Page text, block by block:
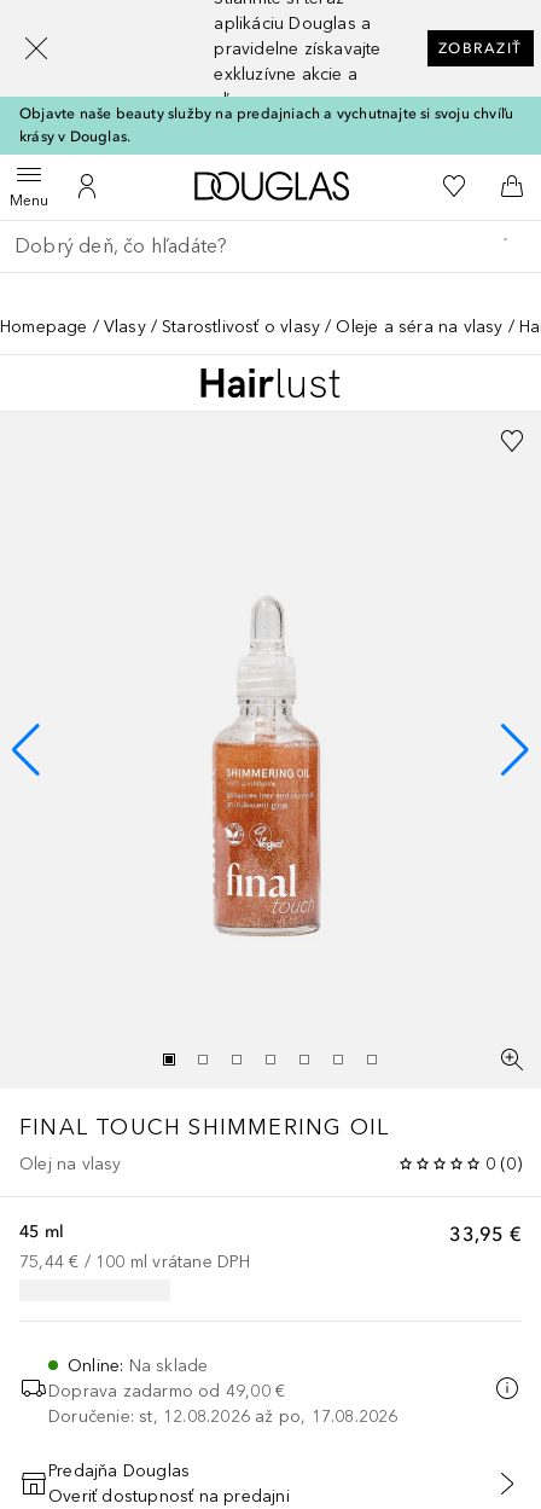
aplikáciu Douglas a
pravidelne získavajte
exkluzívne akcie a
zľavy
ZOBRAZIŤ
Objavte naše beauty služby na predajniach a vychutnajte si svoju chvíľu
krásy v Douglas.
MenuOtvoriť menuDo môjho účtu
Domov Do môjho
Do
Choď späť
Vykonajte vyhľadávanie
Homepage Vlasy Starostlivosť o vlasy Oleje a séra na vlasy
FINAL TOUCH SHIMMERING OIL
Olej na vlasy 0 (0)
33,95 €
45 ml
75,44 € / 100 ml vrátane DPH
Online: Na sklade
Doprava zadarmo od 49,00 €
Doručenie: st, 12.08.2026 až po, 17.08.2026
PRIDAŤ DO KOŠÍKA
Predajňa Douglas
Overiť dostupnosť na predajni
[navigation.slideout.screenreader]